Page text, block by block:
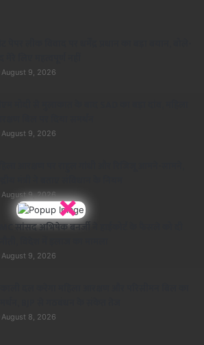
×
August 9, 2026
August 9, 2026
August 9, 2026
TMC सांसद अभिषेक बनर्जी ने हाईकोर्ट के फैसले को दी
August 9, 2026
August 8, 2026